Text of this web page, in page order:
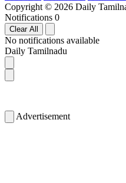
Copyright © 2026 Daily
Notifications 0
Clear All
No notifications available
Daily Tamilnadu
Advertisement